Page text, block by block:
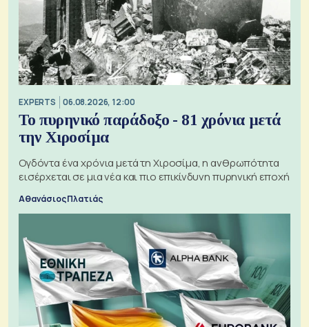
EXPERTS 06.08.2026, 12:00
Το πυρηνικό παράδοξο - 81 χρόνια μετά
την Χιροσίμα
Ογδόντα ένα χρόνια μετά τη Χιροσίμα, η ανθρωπότητα
εισέρχεται σε μια νέα και πιο επικίνδυνη πυρηνική εποχή
Αθανάσιος Πλατιάς